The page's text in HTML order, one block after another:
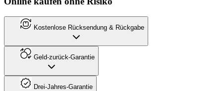
Kostenlose Rücksendung & Rückgabe
Geld-zurück-Garantie
Drei-Jahres-Garantie